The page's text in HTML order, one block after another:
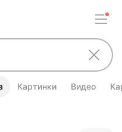
Картинки Видео